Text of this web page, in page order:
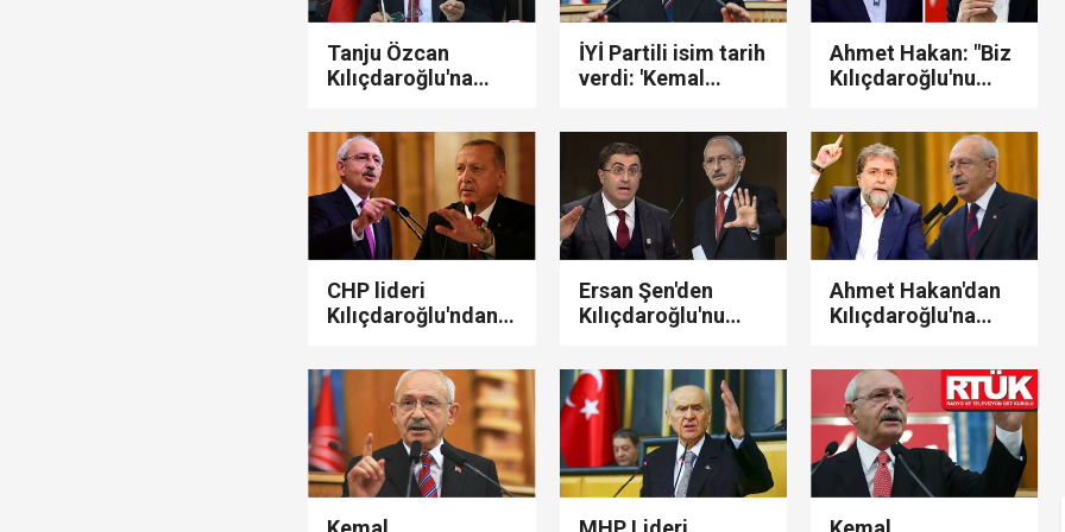
Tanju Özcan
Kılıçdaroğlu'na
aday yapın,
defterini
dürüvereyim..."
İYİ Partili isim tarih
verdi: 'Kemal
adaylığını
açıklayabilir...'
Ahmet Hakan: "Biz
Kılıçdaroğlu'nu
CHP lideri
Kılıçdaroğlu'ndan
Erdoğan'a '5
kuruşluk' dava..!
Ersan Şen'den
Kılıçdaroğlu'nu
"En zayıf aday..!"
Ahmet Hakan'dan
Kılıçdaroğlu'na
üslup değil..!"